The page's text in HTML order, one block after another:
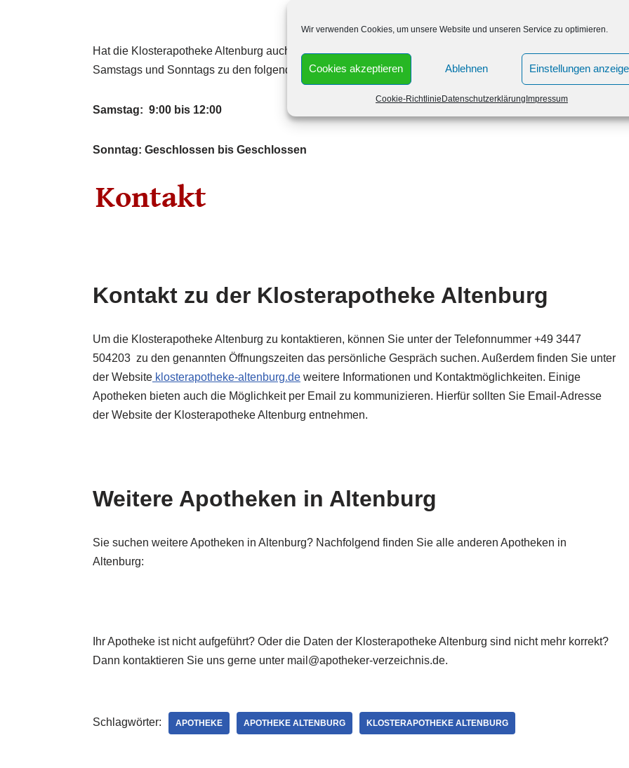
Wir verwenden Cookies, um unsere Website und unseren Service zu optimieren.
Cookies akzeptieren Ablehnen Einstellungen
Cookie-RichtlinieDatenschutzerklärungImpressum
Hat die Klosterapotheke Altenburg auch am Wochenende geöffnet? Die Klosterapotheke Altenburg hat
Samstags und Sonntags zu den folgenden Uhrzeiten geöffnet:
Samstag: 9:00 bis 12:00
Sonntag: Geschlossen bis Geschlossen
Kontakt zu der Klosterapotheke Altenburg
Um die Klosterapotheke Altenburg zu kontaktieren, können Sie unter der Telefonnummer +49 3447
504203 zu den genannten Öffnungszeiten das persönliche Gespräch suchen. Außerdem finden Sie unter
der Website klosterapotheke-altenburg.de weitere Informationen und Kontaktmöglichkeiten. Einige
Apotheken bieten auch die Möglichkeit per Email zu kommunizieren. Hierfür sollten Sie Email-Adresse
der Website der Klosterapotheke Altenburg entnehmen.
Weitere Apotheken in Altenburg
Sie suchen weitere Apotheken in Altenburg? Nachfolgend finden Sie alle anderen Apotheken in
Altenburg:
Ihr Apotheke ist nicht aufgeführt? Oder die Daten der Klosterapotheke Altenburg sind nicht mehr korrekt?
Dann kontaktieren Sie uns gerne unter mail@apotheker-verzeichnis.de.
Schlagwörter: APOTHEKE APOTHEKE ALTENBURG KLOSTERAPOTHEKE ALTENBURG